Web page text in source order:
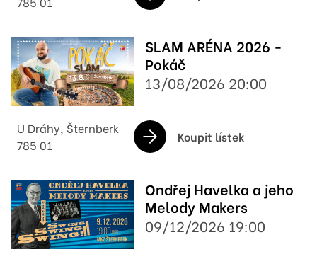
SLAM ARÉNA 2026 -
Pokáč
13/08/2026 20:00
U Dráhy, Šternberk
785 01
Koupit lístek
Ondřej Havelka a jeho
Melody Makers
09/12/2026 19:00